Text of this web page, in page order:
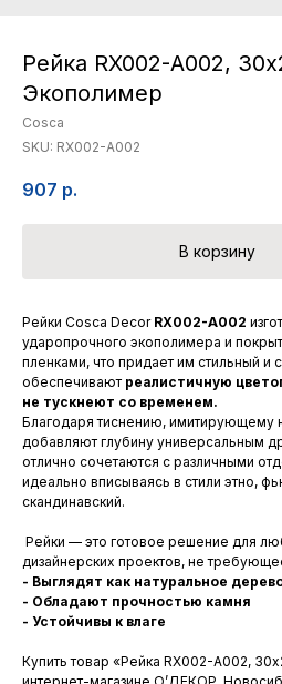
Рейка RX002-А002,
Экополимер
Cosca
SKU: RX002-A002
907 р.
В корзину
Рейки Cosca Decor RX002-A002
ударопрочного экополимера и
пленками, что придает им стильный
обеспечивают реалистичную
не тускнеют со временем.
Благодаря тиснению, имитирующему
добавляют глубину универсальным
отлично сочетаются с различными
идеально вписываясь в стили этно,
скандинавский.
Рейки — это готовое решение для
дизайнерских проектов, не
- Выглядят как натуральное
- Обладают прочностью камня
- Устойчивы к влаге
Купить товар «Рейка RX002-А002,